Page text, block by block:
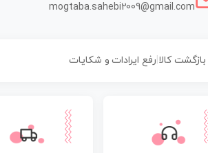
mogtaba.sahebi2009@gmail.com
کالا رفع ایرادات و شکایات